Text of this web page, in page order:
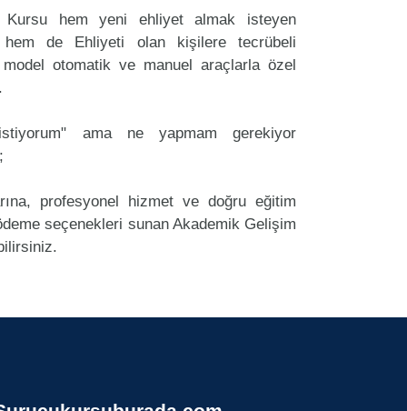
Kursu hem yeni ehliyet almak isteyen
de Ehliyeti olan kişilere tecrübeli
otomatik ve manuel araçlarla özel
ama ne yapmam gerekiyor
profesyonel hizmet ve doğru eğitim
seçenekleri sunan Akademik Gelişim